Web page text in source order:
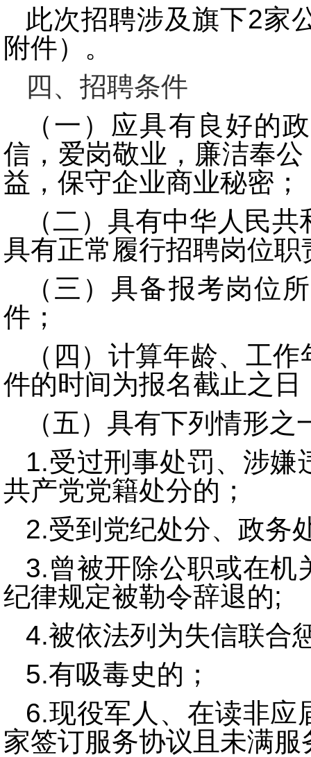
此次招聘涉及旗下2家
附件）。
四、招聘条件
（一）应具有良好的
信，爱岗敬业，廉洁奉
益，保守企业商业秘密；
（二）具有中华人民
具有正常履行招聘岗位
（三）具备报考岗位
件；
（四）计算年龄、工
件的时间为报名截止之日
（五）具有下列情形
1.受过刑事处罚、涉嫌
共产党党籍处分的；
2.受到党纪处分、政务
3.曾被开除公职或在机
纪律规定被勒令辞退的;
4.被依法列为失信联合
5.有吸毒史的；
6.现役军人、在读非应
家签订服务协议且未满服